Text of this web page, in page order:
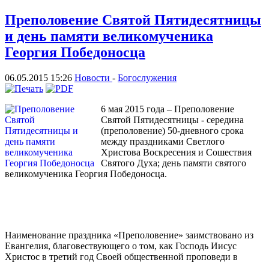
Преполовение Святой Пятидесятницы
и день памяти великомученика
Георгия Победоносца
06.05.2015 15:26 Новости - Богослужения
6 мая 2015 года – Преполовение
Святой Пятидесятницы - середина
(преполовение) 50-дневного срока
между праздниками Светлого
Христова Воскресения и Сошествия
Святого Духа; день памяти святого
великомученика Георгия Победоносца.
Наименование праздника «Преполовение» заимствовано из
Евангелия, благовествующего о том, как Господь Иисус
Христос в третий год Своей общественной проповеди в